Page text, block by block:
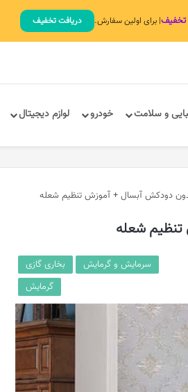
| برای اولین سفارش. دریافت تخفیف
و سلامت خودرو لوازم دیجیتال
دودکش آبسال + آموزش تنظیم شعله
شعله
سرمایش و گرمایش
بخاری گازی
گرمایش